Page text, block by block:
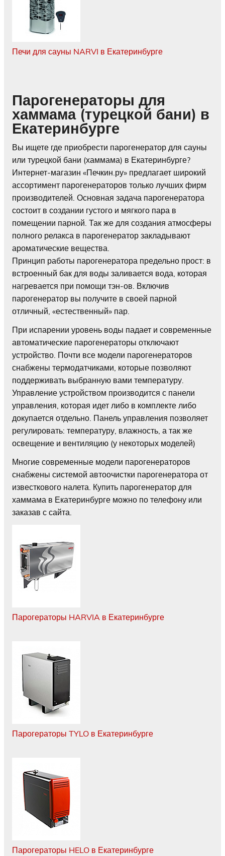
Печи для сауны NARVI в Екатеринбурге
Парогенераторы для
хаммама (турецкой бани) в
Екатеринбурге
Вы ищете где приобрести парогенератор для сауны
или турецкой бани (хаммама) в Екатеринбурге?
Интернет-магазин «Печкин.ру» предлагает широкий
ассортимент парогенераторов только лучших фирм
производителей. Основная задача парогенератора
состоит в создании густого и мягкого пара в
помещении парной. Так же для создания атмосферы
полного релакса в парогенератор закладывают
ароматические вещества.
Принцип работы парогенератора предельно прост: в
встроенный бак для воды заливается вода, которая
нагревается при помощи тэн-ов. Включив
парогенератор вы получите в своей парной
отличный, «естественный» пар.
При испарении уровень воды падает и современные
автоматические парогенераторы отключают
устройство. Почти все модели парогенераторов
снабжены термодатчиками, которые позволяют
поддерживать выбранную вами температуру.
Управление устройством производится с панели
управления, которая идет либо в комплекте либо
докупается отдельно. Панель управления позволяет
регулировать: температуру, влажность, а так же
освещение и вентиляцию (у некоторых моделей)
Многие современные модели парогенераторов
снабжены системой автоочистки парогенератора от
известкового налета. Купить парогенератор для
хаммама в Екатеринбурге можно по телефону или
заказав с сайта.
Парогераторы HARVIA в Екатеринбурге
Парогераторы TYLO в Екатеринбурге
Парогераторы HELO в Екатеринбурге